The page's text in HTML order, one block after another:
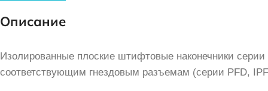
Описание
Изолированные плоские штифтовые наконечники
соответствующим гнездовым разъемам (серии PFD,